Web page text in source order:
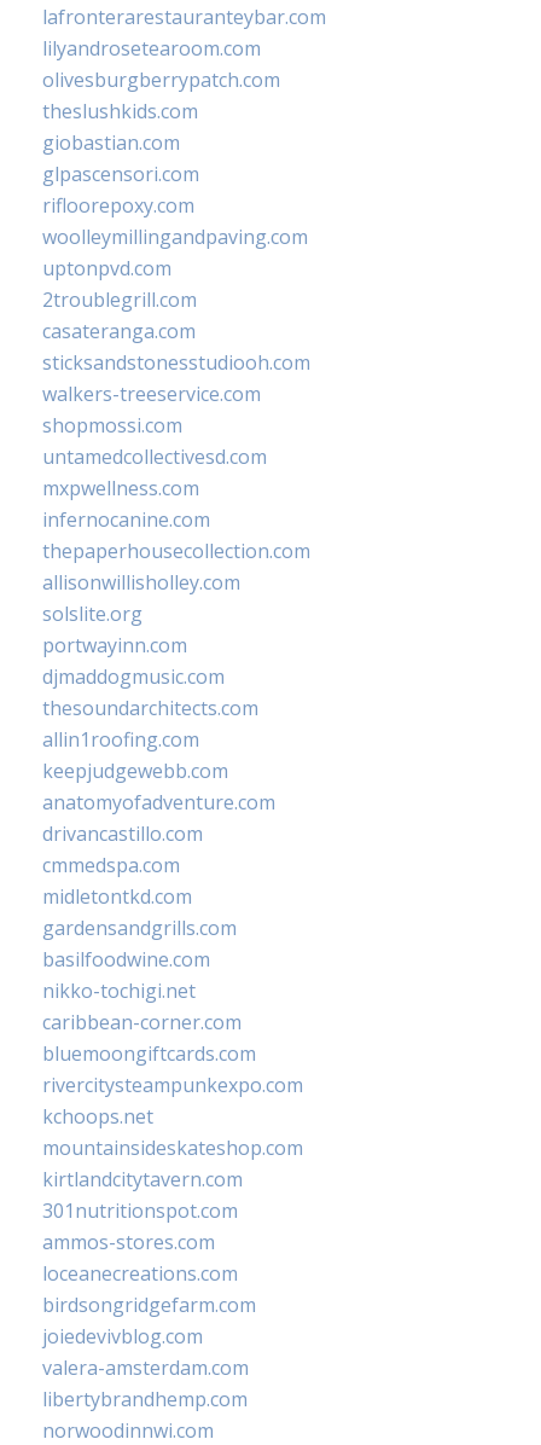
lafronterarestauranteybar.com
lilyandrosetearoom.com
olivesburgberrypatch.com
theslushkids.com
giobastian.com
glpascensori.com
rifloorepoxy.com
woolleymillingandpaving.com
uptonpvd.com
2troublegrill.com
casateranga.com
sticksandstonesstudiooh.com
walkers-treeservice.com
shopmossi.com
untamedcollectivesd.com
mxpwellness.com
infernocanine.com
thepaperhousecollection.com
allisonwillisholley.com
solslite.org
portwayinn.com
djmaddogmusic.com
thesoundarchitects.com
allin1roofing.com
keepjudgewebb.com
anatomyofadventure.com
drivancastillo.com
cmmedspa.com
midletontkd.com
gardensandgrills.com
basilfoodwine.com
nikko-tochigi.net
caribbean-corner.com
bluemoongiftcards.com
rivercitysteampunkexpo.com
kchoops.net
mountainsideskateshop.com
kirtlandcitytavern.com
301nutritionspot.com
ammos-stores.com
loceanecreations.com
birdsongridgefarm.com
joiedevivblog.com
valera-amsterdam.com
libertybrandhemp.com
norwoodinnwi.com